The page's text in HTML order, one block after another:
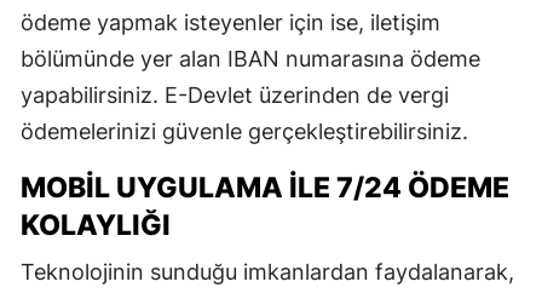
ödeme yapmak isteyenler için ise, iletişim
bölümünde yer alan IBAN numarasına ödeme
yapabilirsiniz. E-Devlet üzerinden de vergi
ödemelerinizi güvenle gerçekleştirebilirsiniz.
MOBIL UYGULAMA ILE 7/24 ÖDEME
KOLAYLIĞI
Teknolojinin sunduğu imkanlardan faydalanarak,